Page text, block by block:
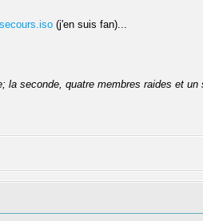
(j'en suis fan)...
la seconde, quatre membres raides et un